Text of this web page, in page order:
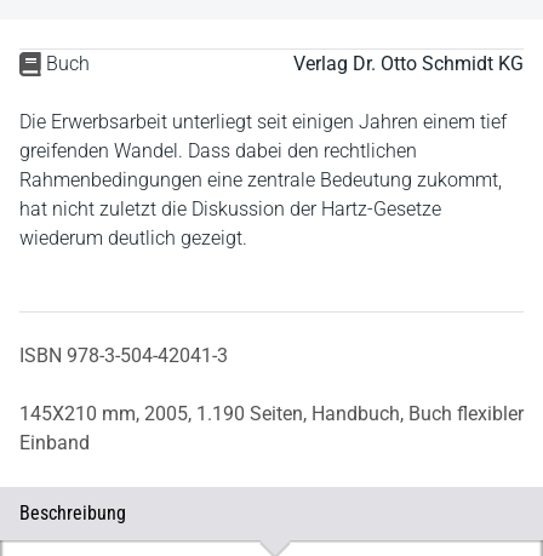
Buch Verlag Dr. Otto Schmidt KG
Die Erwerbsarbeit unterliegt seit einigen Jahren einem tief
greifenden Wandel. Dass dabei den rechtlichen
Rahmenbedingungen eine zentrale Bedeutung zukommt,
hat nicht zuletzt die Diskussion der Hartz-Gesetze
wiederum deutlich gezeigt.
ISBN 978-3-504-42041-3
145X210 mm, 2005, 1.190 Seiten, Handbuch, Buch flexibler
Einband
Beschreibung